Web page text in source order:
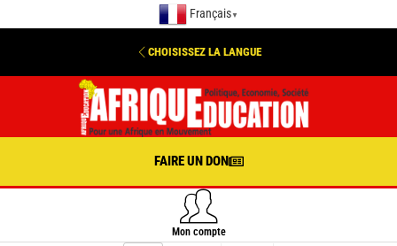
Français ▼
CHOISISSEZ LA LANGUE
FAIRE UN DON
Mon compte